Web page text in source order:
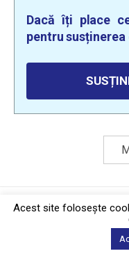
Dacă îți place
pentru
Politica
Acest site foloseşte